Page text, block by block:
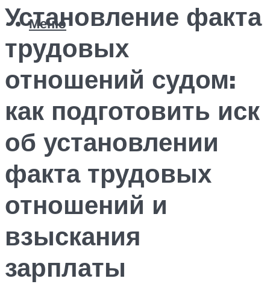
Меню
Установление факта
трудовых
отношений судом:
как подготовить иск
об установлении
факта трудовых
отношений и
взыскания
зарплаты